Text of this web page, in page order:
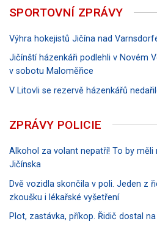
SPORTOVNÍ ZPRÁVY
Výhra hokejistů Jičína nad
Jičínští házenkáři podlehli v Novém
v sobotu Maloměřice
V Litovli se rezervě házenkářů
ZPRÁVY POLICIE
Alkohol za volant nepatří! To by
Jičínska
Dvě vozidla skončila v poli. Jeden z
zkoušku i lékařské vyšetření
Plot, zastávka, příkop. Řidič dostal